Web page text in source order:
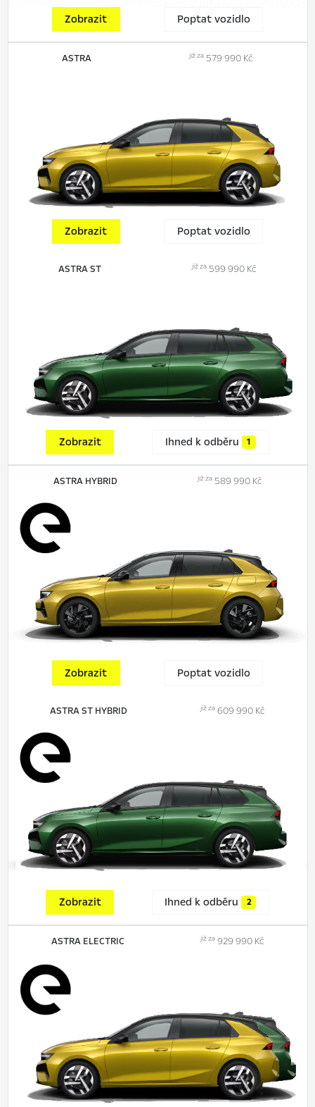
Zobrazit Poptat vozidlo
ASTRA již za 579 990 Kč
Zobrazit Poptat vozidlo
ASTRA ST již za 599 990 Kč
Zobrazit Ihned k odběru 1
ASTRA HYBRID již za589 990 Kč
Zobrazit Poptat vozidlo
ASTRA ST HYBRID již za 609 990 Kč
Zobrazit Ihned k odběru 2
ASTRA ELECTRIC již za929 990 Kč